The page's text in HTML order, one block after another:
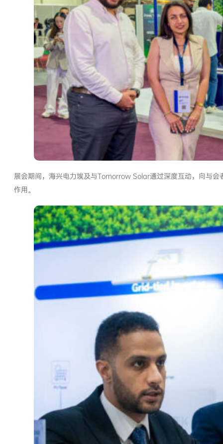
展会期间，海兴电力埃及与Tomorrow Solar通过深度互动，向与
作用。